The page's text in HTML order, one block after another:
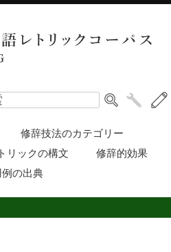
修辞技法のカテゴリー
リックの構文
修辞的効果
例の出典